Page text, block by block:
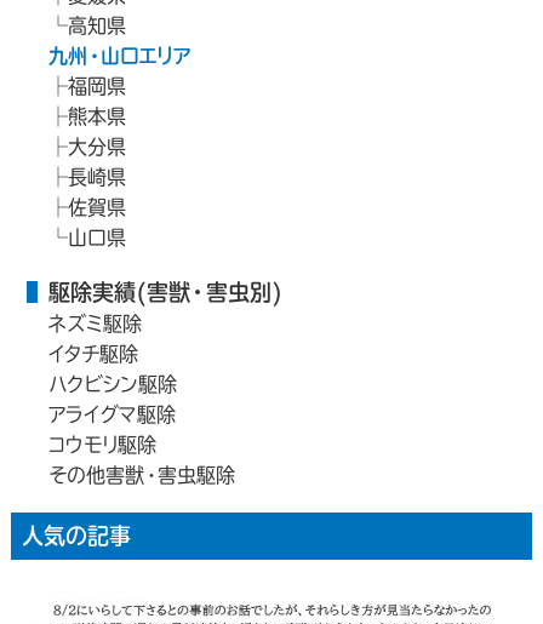
高知県
九州・山口エリア
福岡県
熊本県
大分県
長崎県
佐賀県
山口県
駆除実績(害獣・害虫別)
ネズミ駆除
イタチ駆除
ハクビシン駆除
アライグマ駆除
コウモリ駆除
その他害獣・害虫駆除
人気の記事